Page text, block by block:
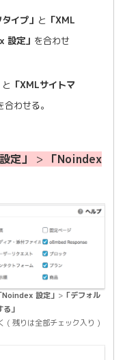
イプ」 と 「XML
設定」 を合わせ
と 「XMLサイトマ
合わせる。
定」 >
「Noindex
Noindex 設定」 > 「デフォル
」
( 残りは全部チェック入り )